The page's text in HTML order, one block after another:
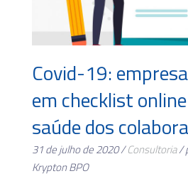
Covid-19:
em checklist
saúde dos
31 de julho de 2020 /Consultoria/
Krypton BPO